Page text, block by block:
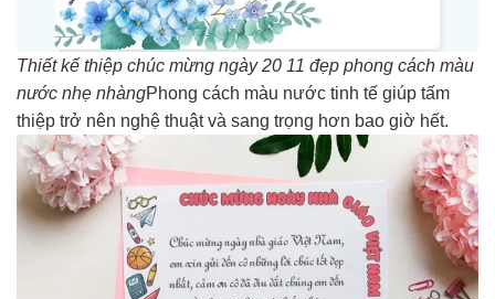
Thiết kế thiệp chúc mừng ngày 20 11 đẹp phong cách màu
nước nhẹ nhàngPhong cách màu nước tinh tế giúp tấm
thiệp trở nên nghệ thuật và sang trọng hơn bao giờ hết.